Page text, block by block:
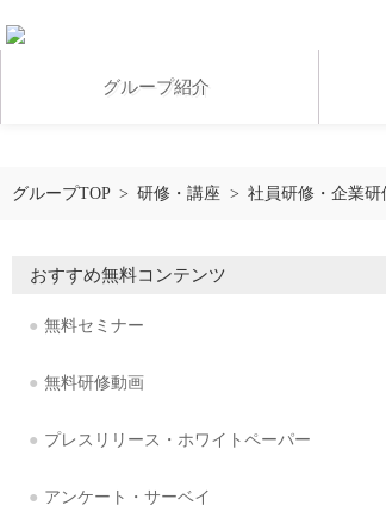
グループ紹介
グループTOP 研修・講座 社員研修・企業研
おすすめ無料コンテンツ
無料セミナー
無料研修動画
プレスリリース・ホワイトペーパー
アンケート・サーベイ